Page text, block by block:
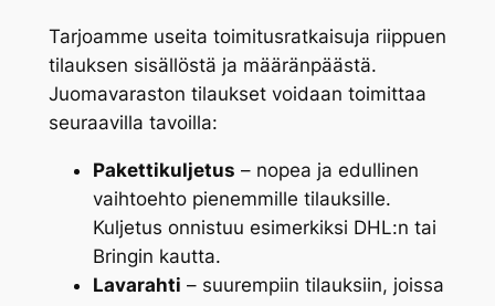
Tarjoamme useita toimitusratkaisuja riippuen
tilauksen sisällöstä ja määränpäästä.
Juomavaraston tilaukset voidaan toimittaa
seuraavilla tavoilla:
Pakettikuljetus – nopea ja edullinen
vaihtoehto pienemmille tilauksille.
Kuljetus onnistuu esimerkiksi DHL:n tai
Bringin kautta.
Lavarahti – suurempiin tilauksiin, joissa